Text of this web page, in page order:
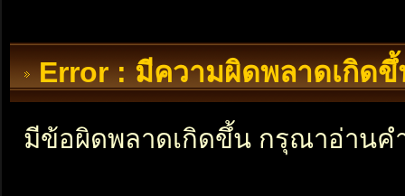
Error : มีความผิดพลาดเกิดขึ้
มีข้อผิดพลาดเกิดขึ้น กรุณาอ่านค